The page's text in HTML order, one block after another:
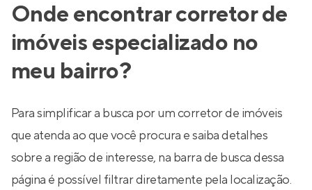
Onde encontrar corretor de
imóveis especializado no
meu bairro?
Para simplificar a busca por um corretor de imóveis
que atenda ao que você procura e saiba detalhes
sobre a região de interesse, na barra de busca dessa
página é possível filtrar diretamente pela localização.